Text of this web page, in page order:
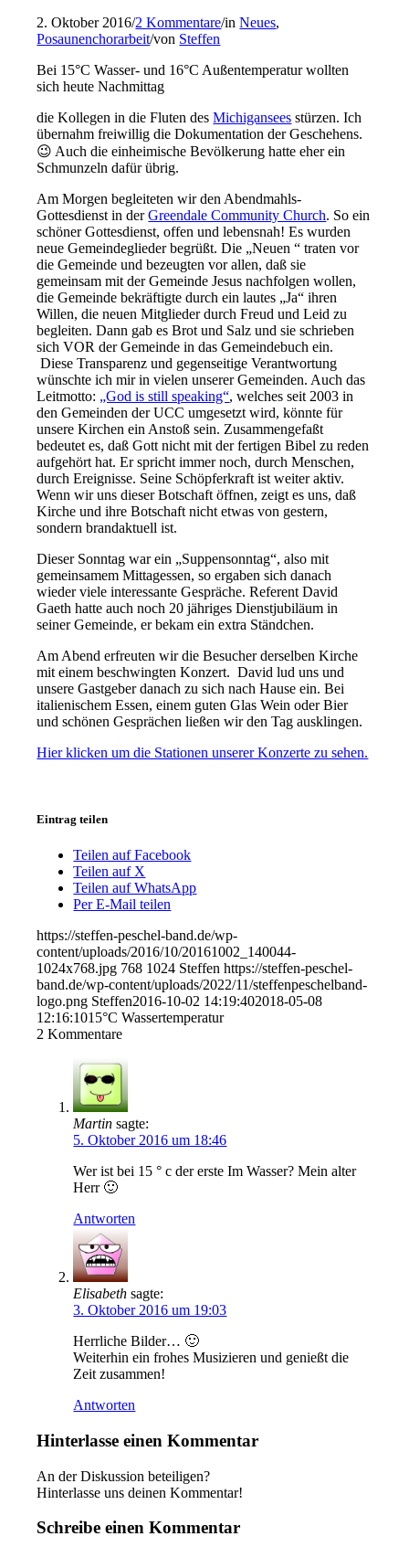
2. Oktober 2016/2 Kommentare/inNeues,
Posaunenchorarbeit/von Steffen
Bei 15°C Wasser- und 16°C Außentemperatur wollten
sich heute Nachmittag
die Kollegen in die Fluten desMichigansees stürzen. Ich
übernahm freiwillig die Dokumentation der Geschehens.
😉 Auch die einheimische Bevölkerung hatte eher ein
Schmunzeln dafür übrig.
Am Morgen begleiteten wir den Abendmahls-
Gottesdienst in derGreendale Community Church. So ein
schöner Gottesdienst, offen und lebensnah! Es wurden
neue Gemeindeglieder begrüßt. Die „Neuen “ traten vor
die Gemeinde und bezeugten vor allen, daß sie
gemeinsam mit der Gemeinde Jesus nachfolgen wollen,
die Gemeinde bekräftigte durch ein lautes „Ja“ ihren
Willen, die neuen Mitglieder durch Freud und Leid zu
begleiten. Dann gab es Brot und Salz und sie schrieben
sich VOR der Gemeinde in das Gemeindebuch ein.
Diese Transparenz und gegenseitige Verantwortung
wünschte ich mir in vielen unserer Gemeinden. Auch das
Leitmotto: „God is still speaking“, welches seit 2003 in
den Gemeinden der UCC umgesetzt wird, könnte für
unsere Kirchen ein Anstoß sein. Zusammengefaßt
bedeutet es, daß Gott nicht mit der fertigen Bibel zu reden
aufgehört hat. Er spricht immer noch, durch Menschen,
durch Ereignisse. Seine Schöpferkraft ist weiter aktiv.
Wenn wir uns dieser Botschaft öffnen, zeigt es uns, daß
Kirche und ihre Botschaft nicht etwas von gestern,
sondern brandaktuell ist.
Dieser Sonntag war ein „Suppensonntag“, also mit
gemeinsamem Mittagessen, so ergaben sich danach
wieder viele interessante Gespräche. Referent David
Gaeth hatte auch noch 20 jähriges Dienstjubiläum in
seiner Gemeinde, er bekam ein extra Ständchen.
Am Abend erfreuten wir die Besucher derselben Kirche
mit einem beschwingten Konzert. David lud uns und
unsere Gastgeber danach zu sich nach Hause ein. Bei
italienischem Essen, einem guten Glas Wein oder Bier
und schönen Gesprächen ließen wir den Tag ausklingen.
Hier klicken um die Stationen unserer Konzerte zu sehen.
Eintrag teilen
Teilen auf Facebook
Teilen auf X
Teilen auf WhatsApp
Per E-Mail teilen
https://steffen-peschel-band.de/wp-
content/uploads/2016/10/20161002_140044-
1024x768.jpg 768 1024 Steffen https://steffen-peschel-
band.de/wp-content/uploads/2022/11/steffenpeschelband-
logo.png Steffen2016-10-02 14:19:402018-05-08
12:16:1015°C Wassertemperatur
2 Kommentare
Martin sagte:
5. Oktober 2016 um 18:46
Wer ist bei 15 ° c der erste Im Wasser? Mein alter
Herr 🙂
Antworten
Elisabeth sagte:
3. Oktober 2016 um 19:03
Herrliche Bilder… 🙂
Weiterhin ein frohes Musizieren und genießt die
Zeit zusammen!
Antworten
Hinterlasse einen Kommentar
An der Diskussion beteiligen?
Hinterlasse uns deinen Kommentar!
Schreibe einen Kommentar